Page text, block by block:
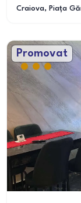
Craiova, Piața
Promovat